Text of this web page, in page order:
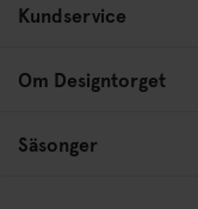
Kundservice
Om Designtorget
Säsonger